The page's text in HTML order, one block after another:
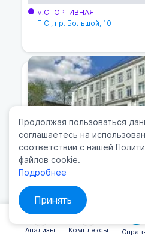
м.СПОРТИВНАЯ
П.С., пр. Большой, 10
ПОЛИКЛИНИКА 1
пр. Приморский, 3
Анализы Комплексы
Продолжая пользоваться
соглашаетесь на
соответствии с нашей
файлов cookie.
Подробнее
Принять